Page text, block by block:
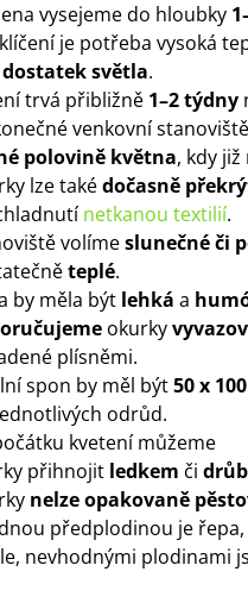
vysejeme do hloubky
je potřeba vysoká
dostatek světla.
trvá přibližně 1–2 týdny
venkovní
polovině května, kdy
lze takédočasně
netkanou textilií.
volímeslunečné či
teplé.
by měla být lehká a
okurky
plísněmi.
spon by měl být50 x
odrůd.
kvetení můžeme
přihnojit ledkem či
nelze opakovaně
předplodinou je
nevhodnými plodinami